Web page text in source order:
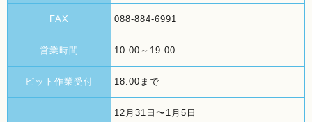
FAX 088-884-6991
営業時間 10:00～19:00
ピット作業受付 18:00まで
12月31日〜1月5日